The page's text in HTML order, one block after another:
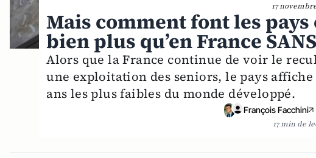
17
Mais comment font les
bien plus qu’en France
Alors que la France continue de voir le
une exploitation des seniors, le pays affiche
ans les plus faibles du monde développé.
François Facchini
17 min de